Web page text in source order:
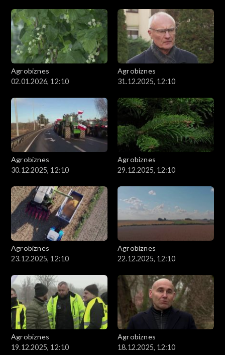
Agrobiznes
02.01.2026, 12:10
Agrobiznes
31.12.2025, 12:10
Agrobiznes
30.12.2025, 12:10
Agrobiznes
29.12.2025, 12:10
Agrobiznes
23.12.2025, 12:10
Agrobiznes
22.12.2025, 12:10
Agrobiznes
19.12.2025, 12:10
Agrobiznes
18.12.2025, 12:10